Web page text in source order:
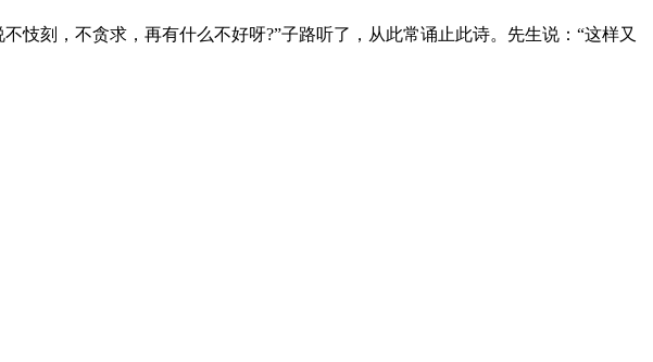
忮刻，不贪求，再有什么不好呀?”子路听了，从此常诵止此诗。先生说：“这样又